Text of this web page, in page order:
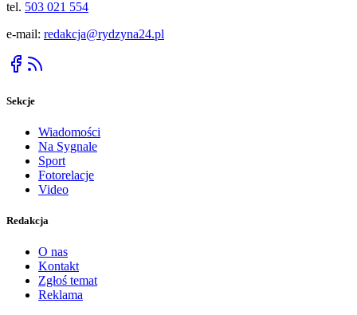
tel. 503 021 554
e-mail: redakcja@rydzyna24.pl
Sekcje
Wiadomości
Na Sygnale
Sport
Fotorelacje
Video
Redakcja
O nas
Kontakt
Zgłoś temat
Reklama